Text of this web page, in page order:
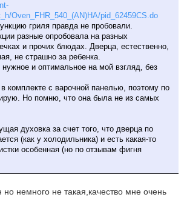
Oven_FHR_540_(AN)HA/pid_62459CS.do
гриля правда не пробовали.
разные опробовала на разных
и прочих блюдах. Дверца, естественно,
не страшно за ребенка.
и оптимальное на мой взгляд, без
в комплекте с варочной панелью, поэтому по
Но помню, что она была не из самых
духовка за счет того, что дверца по
(как у холодильника) и есть какая-то
особенная (но по отзывам фигня
но немного не такая,качество мне очень